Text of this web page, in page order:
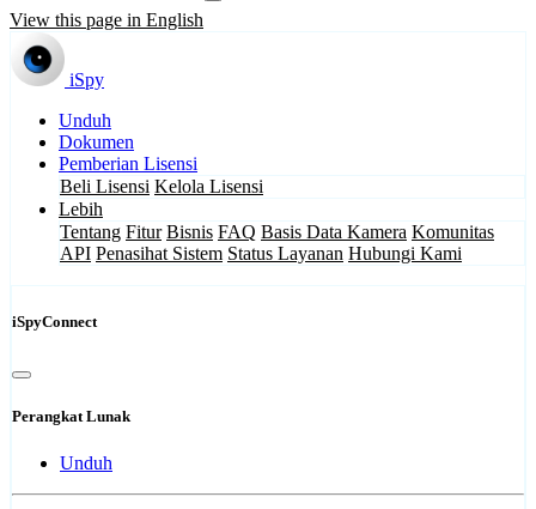
View this page in English
iSpy
Unduh
Dokumen
Pemberian Lisensi
Beli Lisensi Kelola Lisensi
Lebih
Tentang Fitur Bisnis FAQ Basis Data Kamera Komunitas
API Penasihat Sistem Status Layanan Hubungi Kami
iSpyConnect
Perangkat Lunak
Unduh